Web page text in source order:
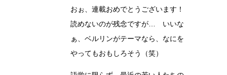
おぉ、連載おめでとうございます！
読めないのが残念ですが… いいな
ぁ、ベルリンがテーマなら、なにを
やってもおもしろそう（笑）